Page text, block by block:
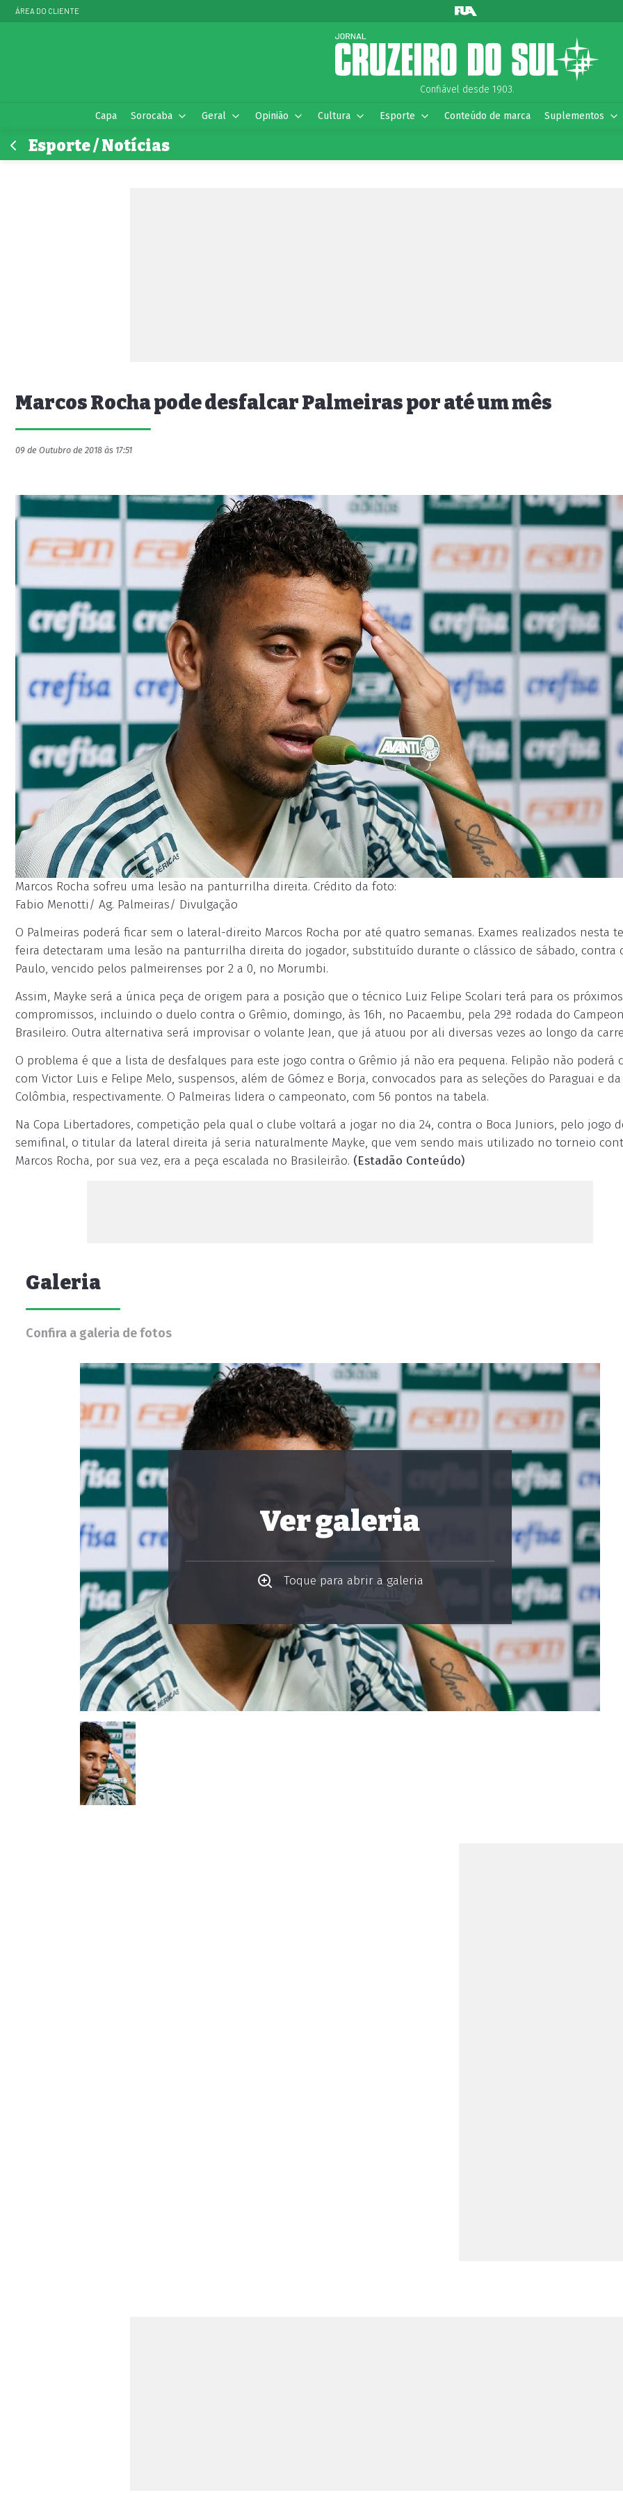
ÁREA DO CLIENTE
Confiável desde 1903.
Capa Sorocaba Geral Opinião Cultura Esporte Conteúdo de marca Suplementos
Esporte / Notícias
Marcos Rocha pode desfalcar Palmeiras por até um mês
09 de Outubro de 2018 às 17:51
Marcos Rocha sofreu uma lesão na panturrilha direita. Crédito da foto:
Fabio Menotti/ Ag. Palmeiras/ Divulgação
O Palmeiras poderá ficar sem o lateral-direito Marcos Rocha por até quatro semanas. Exames realizados nesta
feira detectaram uma lesão na panturrilha direita do jogador, substituído durante o clássico de sábado, contra
Paulo, vencido pelos palmeirenses por 2 a 0, no Morumbi.
Assim, Mayke será a única peça de origem para a posição que o técnico Luiz Felipe Scolari terá para os próximos
compromissos, incluindo o duelo contra o Grêmio, domingo, às 16h, no Pacaembu, pela 29ª rodada do
Brasileiro. Outra alternativa será improvisar o volante Jean, que já atuou por ali diversas vezes ao longo da
O problema é que a lista de desfalques para este jogo contra o Grêmio já não era pequena. Felipão não poderá
com Victor Luis e Felipe Melo, suspensos, além de Gómez e Borja, convocados para as seleções do Paraguai e da
Colômbia, respectivamente. O Palmeiras lidera o campeonato, com 56 pontos na tabela.
Na Copa Libertadores, competição pela qual o clube voltará a jogar no dia 24, contra o Boca Juniors, pelo jogo
semifinal, o titular da lateral direita já seria naturalmente Mayke, que vem sendo mais utilizado no torneio
Marcos Rocha, por sua vez, era a peça escalada no Brasileirão. (Estadão Conteúdo)
Galeria
Confira a galeria de fotos
Ver galeria
Toque para abrir a galeria